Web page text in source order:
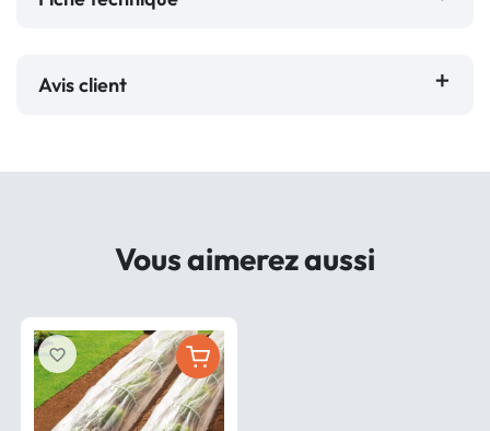
Avis client
Vous aimerez aussi
favorite_border